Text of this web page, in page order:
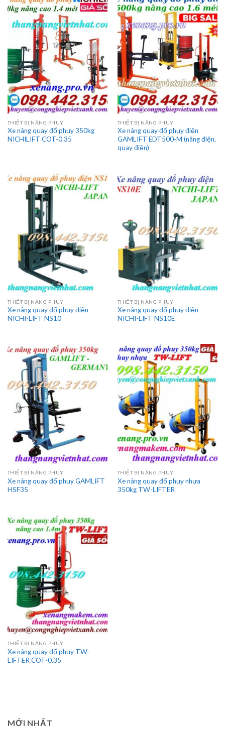
THIẾT BỊ NÂNG PHUY
Xe nâng quay đổ phuy 350kg
NICHILIFT COT-0.35
THIẾT BỊ NÂNG PHUY
Xe nâng quay đổ phuy điện
GAMLIFT EDT500-M (nâng điện,
quay điện)
THIẾT BỊ NÂNG PHUY
Xe nâng quay đổ phuy điện
NICHI-LIFT NS10
THIẾT BỊ NÂNG PHUY
Xe nâng quay đổ phuy điện
NICHI-LIFT NS10E
THIẾT BỊ NÂNG PHUY
Xe nâng quay đổ phuy GAMLIFT
HSF35
THIẾT BỊ NÂNG PHUY
Xe nâng quay đổ phuy nhựa
350kg TW-LIFTER
THIẾT BỊ NÂNG PHUY
Xe nâng quay đổ phuy TW-
LIFTER COT-0.35
MỚI NHẤT